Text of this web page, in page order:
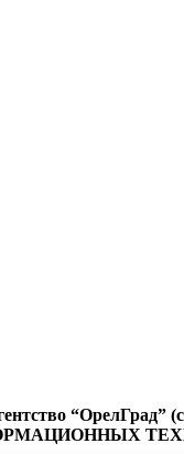
“ОрелГрад”